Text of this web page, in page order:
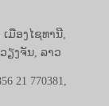
ເມືອງໄຊທານີ,
ຽງຈັນ, ລາວ
21 770381,